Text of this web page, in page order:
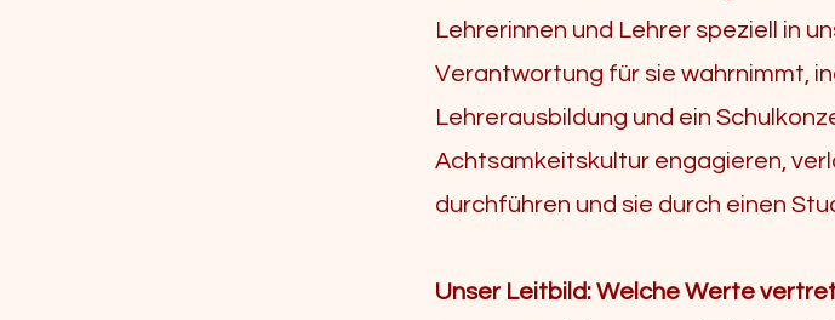
Lehrerinnen und Lehrer speziell in
Verantwortung für sie wahrnimmt,
Lehrerausbildung und ein
Achtsamkeitskultur engagieren,
durchführen und sie durch einen
Unser Leitbild: Welche Werte